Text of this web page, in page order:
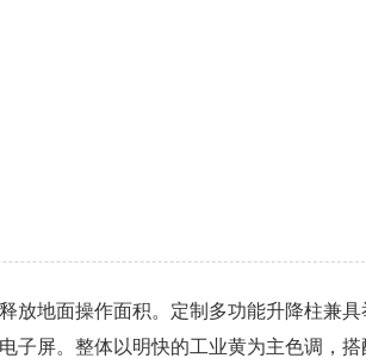
放地面操作面积。定制多功能升降柱兼
子屏。整体以明快的工业黄为主色调，